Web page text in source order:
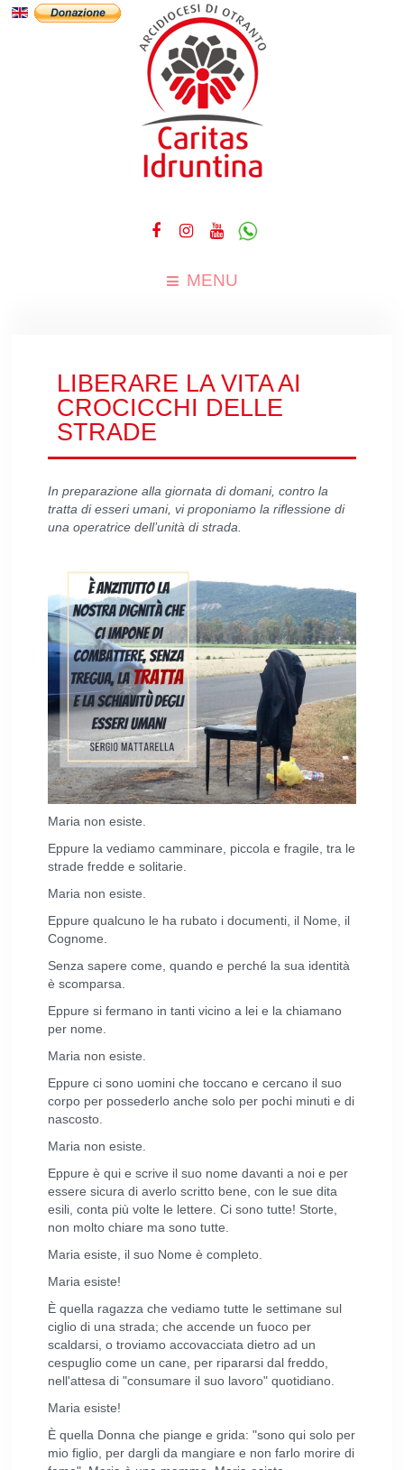
MENU
LIBERARE LA VITA AI
CROCICCHI DELLE
STRADE
In preparazione alla giornata di domani, contro la
tratta di esseri umani, vi proponiamo la riflessione di
una operatrice dell’unità di strada.
Maria non esiste.
Eppure la vediamo camminare, piccola e fragile, tra le
strade fredde e solitarie.
Maria non esiste.
Eppure qualcuno le ha rubato i documenti, il Nome, il
Cognome.
Senza sapere come, quando e perché la sua identità
è scomparsa.
Eppure si fermano in tanti vicino a lei e la chiamano
per nome.
Maria non esiste.
Eppure ci sono uomini che toccano e cercano il suo
corpo per possederlo anche solo per pochi minuti e di
nascosto.
Maria non esiste.
Eppure è qui e scrive il suo nome davanti a noi e per
essere sicura di averlo scritto bene, con le sue dita
esili, conta più volte le lettere. Ci sono tutte! Storte,
non molto chiare ma sono tutte.
Maria esiste, il suo Nome è completo.
Maria esiste!
È quella ragazza che vediamo tutte le settimane sul
ciglio di una strada; che accende un fuoco per
scaldarsi, o troviamo accovacciata dietro ad un
cespuglio come un cane, per ripararsi dal freddo,
nell'attesa di "consumare il suo lavoro" quotidiano.
Maria esiste!
È quella Donna che piange e grida: "sono qui solo per
mio figlio, per dargli da mangiare e non farlo morire di